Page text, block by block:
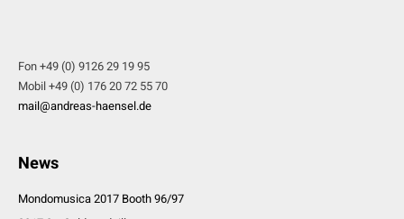
Fon +49 (0) 9126 29 19 95
Mobil +49 (0) 176 20 72 55 70
mail@andreas-haensel.de
News
Mondomusica 2017 Booth 96/97